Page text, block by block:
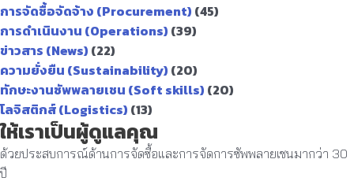
การจัดซื้อจัดจ้าง (Procurement) (45)
การดำเนินงาน (Operations) (39)
ข่าวสาร (News) (22)
ความยั่งยืน (Sustainability) (20)
ทักษะงานซัพพลายเชน (Soft skills) (20)
โลจิสติกส์ (Logistics) (13)
ให้เราเป็นผู้ดูแลคุณ
ด้วยประสบการณ์ด้านการจัดซื้อและการจัดการซัพพลายเชนมากว่า 30
ปี